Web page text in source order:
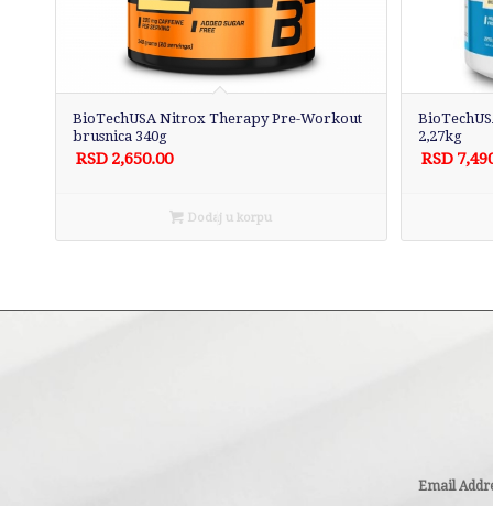
BioTechUSA Nitrox Therapy Pre-Workout
brusnica 340g
RSD 2,650.00
Dodaj u korpu
2,27kg
RSD
Email